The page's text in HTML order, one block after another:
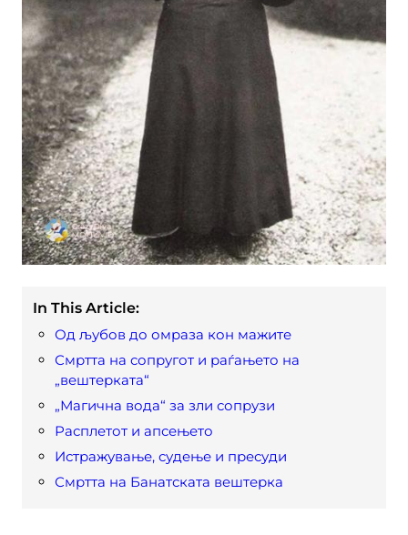
In This Article:
Од љубов до омраза кон мажите
Смртта на сопругот и раѓањето на
„вештерката“
„Магична вода“ за зли сопрузи
Расплетот и апсењето
Истражување, судење и пресуди
Смртта на Банатската вештерка